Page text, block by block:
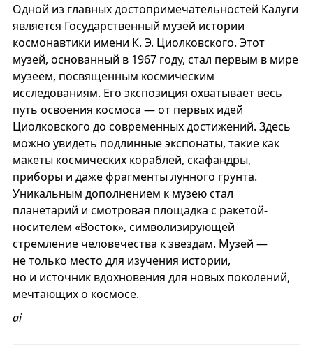
Одной из главных достопримечательностей Калуги
является Государственный музей истории
космонавтики имени К. Э. Циолковского. Этот
музей, основанный в 1967 году, стал первым в мире
музеем, посвященным космическим
исследованиям. Его экспозиция охватывает весь
путь освоения космоса — от первых идей
Циолковского до современных достижений. Здесь
можно увидеть подлинные экспонаты, такие как
макеты космических кораблей, скафандры,
приборы и даже фрагменты лунного грунта.
Уникальным дополнением к музею стал
планетарий и смотровая площадка с ракетой-
носителем «Восток», символизирующей
стремление человечества к звездам. Музей —
не только место для изучения истории,
но и источник вдохновения для новых поколений,
мечтающих о космосе.
ai